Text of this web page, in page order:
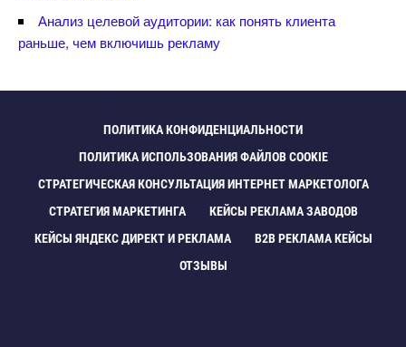
Анализ целевой аудитории: как понять клиента
раньше, чем включишь рекламу
ПОЛИТИКА КОНФИДЕНЦИАЛЬНОСТИ
ПОЛИТИКА ИСПОЛЬЗОВАНИЯ ФАЙЛОВ COOKIE
СТРАТЕГИЧЕСКАЯ КОНСУЛЬТАЦИЯ ИНТЕРНЕТ МАРКЕТОЛОГА
СТРАТЕГИЯ МАРКЕТИНГА
КЕЙСЫ РЕКЛАМА ЗАВОДО
КЕЙСЫ ЯНДЕКС ДИРЕКТ И РЕКЛАМА
B2B РЕКЛАМА КЕЙСЫ
ОТЗЫВЫ